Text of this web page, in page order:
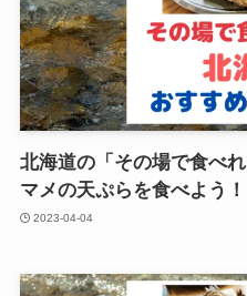
北海道の「その場で食べ
マメの天ぷらを食べよう！
2023-04-04